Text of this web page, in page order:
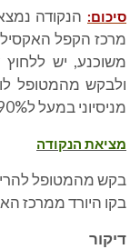
סיכום:
ולבקש מהמטופל
מניסיוני במעל ל90% מהמקרים הייתה זו הנקודה ברב"צ ה-6.
מציאת הנקודה
בקש מהמטופל
בקו היורד ממרכז
דיקור